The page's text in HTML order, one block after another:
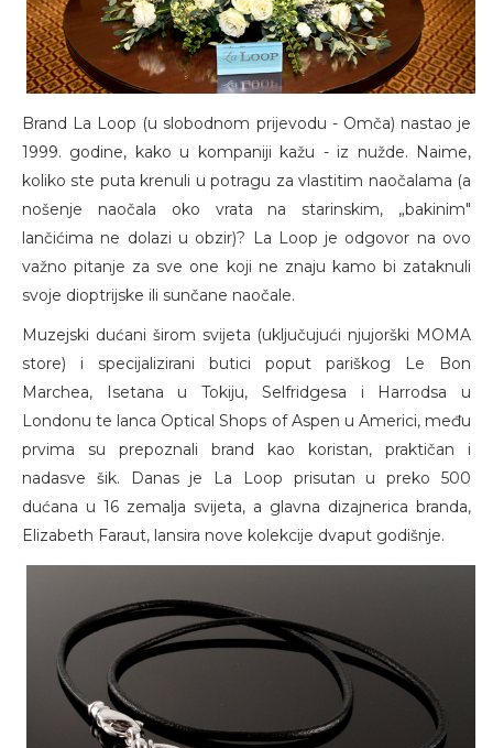
Brand La Loop (u slobodnom prijevodu - Omča) nastao je
1999. godine, kako u kompaniji kažu - iz nužde. Naime,
koliko ste puta krenuli u potragu za vlastitim naočalama (a
nošenje naočala oko vrata na starinskim, „bakinim"
lančićima ne dolazi u obzir)? La Loop je odgovor na ovo
važno pitanje za sve one koji ne znaju kamo bi zataknuli
svoje dioptrijske ili sunčane naočale.
Muzejski dućani širom svijeta (uključujući njujorški MOMA
store) i specijalizirani butici poput pariškog Le Bon
Marchea, Isetana u Tokiju, Selfridgesa i Harrodsa u
Londonu te lanca Optical Shops of Aspen u Americi, među
prvima su prepoznali brand kao koristan, praktičan i
nadasve šik. Danas je La Loop prisutan u preko 500
dućana u 16 zemalja svijeta, a glavna dizajnerica branda,
Elizabeth Faraut, lansira nove kolekcije dvaput godišnje.